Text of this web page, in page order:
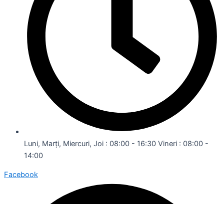
Luni, Marți, Miercuri, Joi : 08:00 - 16:30 Vineri : 08:00 -
14:00
Facebook